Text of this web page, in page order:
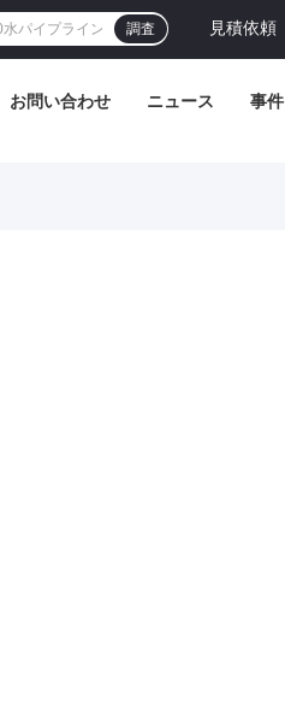
見積依頼
調査
お問い合わせ ニュース 事件